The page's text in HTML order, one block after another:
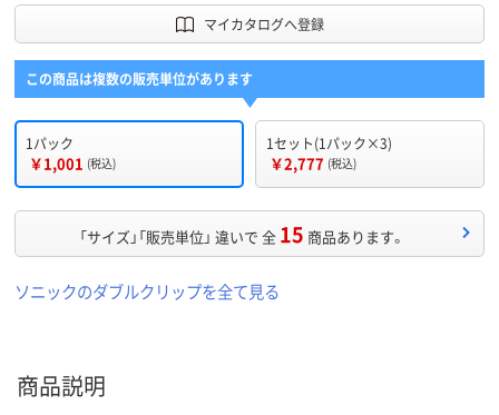
マイカタログへ登録
この商品は複数の販売単位があります
1パック
￥1,001 (税込)
1セット(1パック×3)
￥2,777 (税込)
「サイズ」「販売単位」 違いで 全 15 商品あります。
ソニックのダブルクリップを全て見る
商品説明